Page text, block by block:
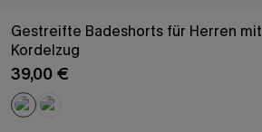
Gestreifte Badeshorts für Herren mit
Kordelzug
39,00 €